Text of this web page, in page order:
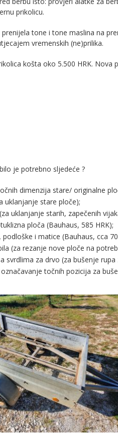
prikolicu.
tone i tone maslina na
vremenskih (ne)prilika.
košta oko 5.500 HRK.
je potrebno sljedeće ?
dimenzija stare/ originalne
uklanjanje stare ploče);
uklanjanje starih, zapečenih
ploča (Bauhaus, 585 HRK);
podloške i matice (Bauhaus, cca 70
(za rezanje nove ploče na
svrdlima za drvo (za bušenje
točnih pozicija za